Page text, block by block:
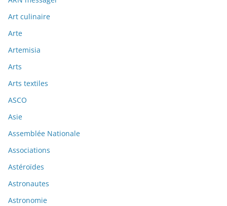
Art culinaire
Arte
Artemisia
Arts
Arts textiles
ASCO
Asie
Assemblée Nationale
Associations
Astéroïdes
Astronautes
Astronomie